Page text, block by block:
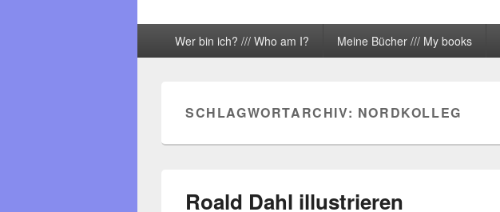
Wer bin ich? /// Who am I? Meine Bücher /// My books
SCHLAGWORTARCHIV: NORDKOLLEG
Roald Dahl illustrieren